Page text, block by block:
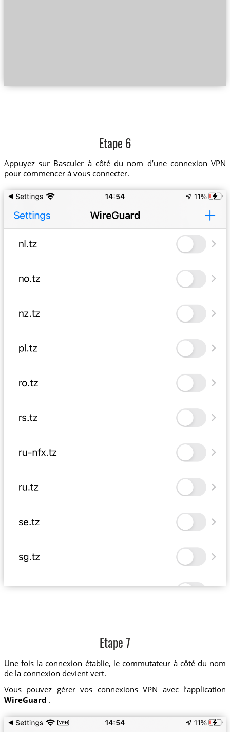
Etape 6
Appuyez sur Basculer à côté du nom d’une connexion VPN
pour commencer à vous connecter.
Etape 7
Une fois la connexion établie, le commutateur à côté du nom
de la connexion devient vert.
Vous pouvez gérer vos connexions VPN avec l’application
WireGuard .